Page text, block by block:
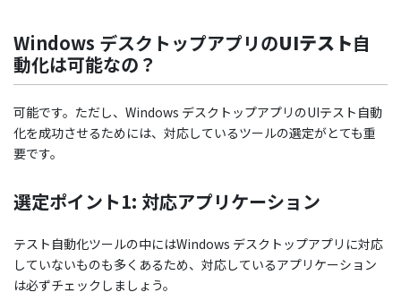
Windows デスクトップアプリのUIテスト自
動化は可能なの？
可能です。ただし、Windows デスクトップアプリのUIテスト自動
化を成功させるためには、対応しているツールの選定がとても重
要です。
選定ポイント1: 対応アプリケーション
テスト自動化ツールの中にはWindows デスクトップアプリに対応
していないものも多くあるため、対応しているアプリケーション
は必ずチェックしましょう。